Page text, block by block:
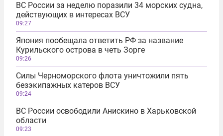
ВС России за неделю поразили 34 морских судна,
действующих в интересах ВСУ
09:27
Япония пообещала ответить РФ за название
Курильского острова в четь Зорге
09:26
Силы Черноморского флота уничтожили пять
безэкипажных катеров ВСУ
09:24
ВС России освободили Анискино в Харьковской
области
09:23